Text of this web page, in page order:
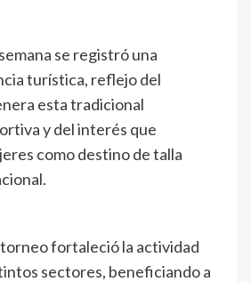
se registró una
turística, reflejo del
esta tradicional
y del interés que
como destino de talla
fortaleció la actividad
sectores, beneficiando a